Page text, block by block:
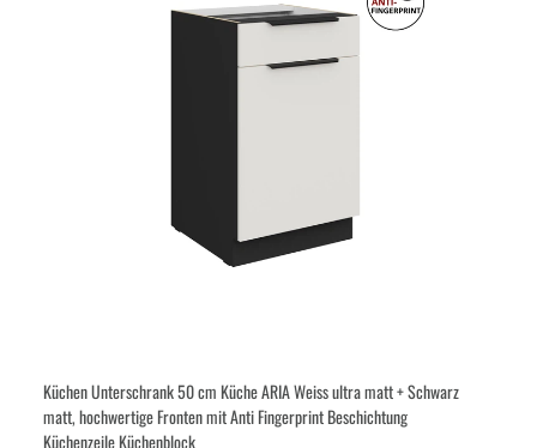
Küchen Unterschrank 50 cm Küche ARIA Weiss ultra matt + Schwarz
matt, hochwertige Fronten mit Anti Fingerprint Beschichtung
Küchenzeile Küchenblock